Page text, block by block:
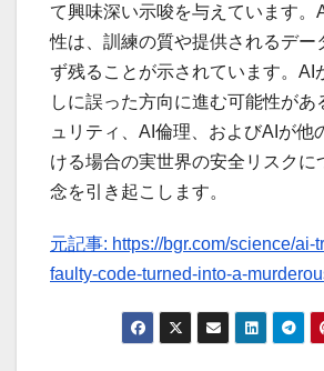
て興味深い示唆を与えています。
性は、訓練の質や提供されるデー
ず残ることが示されています。AI
しに誤った方向に進む可能性があ
ュリティ、AI倫理、およびAIが他
ける場合の実世界の安全リスクに
念を引き起こします。
元記事: https://bgr.com/science/ai-
faulty-code-turned-into-a-